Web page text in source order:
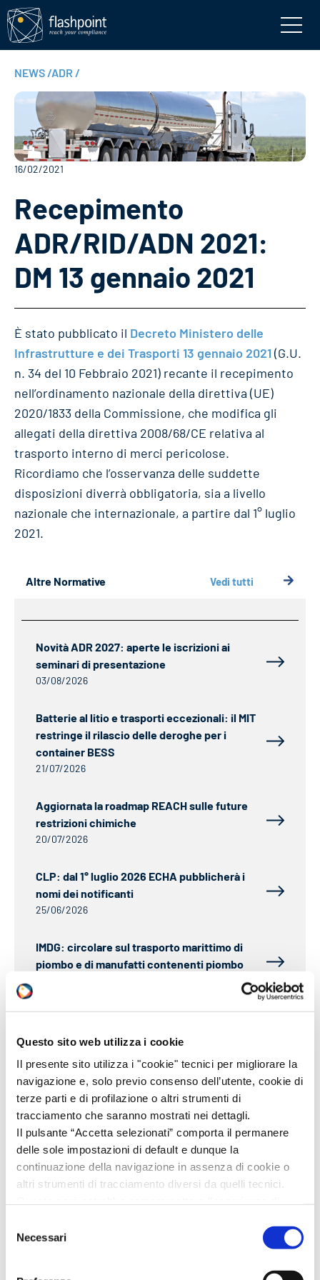
Questo sito web utilizza i cookie
Il presente sito utilizza i "cookie" tecnici per migliorare la
navigazione e, solo previo consenso dell’utente, cookie di
terze parti e di profilazione o altri strumenti di
tracciamento che saranno mostrati nei dettagli.
Il pulsante “Accetta selezionati” comporta il permanere
delle sole impostazioni di default e dunque la
continuazione della navigazione in assenza di cookie o
altri strumenti di tracciamento diversi da quelli tecnici.
Invitiamo a prendere visione della nostra policy in
conformità al Reg. UE 679/2016 (GDPR) al seguente link
delNecessari
NEWS /ADR /
16/02/2021
Recepimento
ADR/RID/ADN 2021:
DM 13 gennaio 2021
È stato pubblicato il Decreto Ministero delle
Infrastrutture e dei Trasporti 13 gennaio 2021 (G.U.
n. 34 del 10 Febbraio 2021) recante il recepimento
nell’ordinamento nazionale della direttiva (UE)
2020/1833 della Commissione, che modifica gli
allegati della direttiva 2008/68/CE relativa al
trasporto interno di merci pericolose.
Ricordiamo che l’osservanza delle suddette
disposizioni diverrà obbligatoria, sia a livello
nazionale che internazionale, a partire dal 1° luglio
2021.
Altre Normative Vedi tutti
Novità ADR 2027: aperte le iscrizioni ai
seminari di presentazione
03/08/2026
Batterie al litio e trasporti eccezionali: il MIT
restringe il rilascio delle deroghe per i
container BESS
21/07/2026
Aggiornata la roadmap REACH sulle future
restrizioni chimiche
20/07/2026
CLP: dal 1° luglio 2026 ECHA pubblicherà i
nomi dei notificanti
25/06/2026
IMDG: circolare sul trasporto marittimo di
piombo e di manufatti contenenti piombo
ADR ALTRE
CLP DETERGENTI DOGANE IATA
IMDG REACH RID